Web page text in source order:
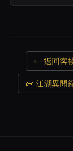
← 返回客
📜 江湖異聞